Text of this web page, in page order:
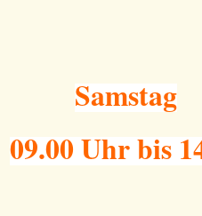
Samstag
09.00 Uhr bis